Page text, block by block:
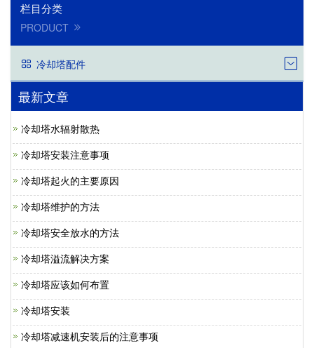
栏目分类
PRODUCT
冷却塔配件
最新文章
冷却塔水辐射散热
冷却塔安装注意事项
冷却塔起火的主要原因
冷却塔维护的方法
冷却塔安全放水的方法
冷却塔溢流解决方案
冷却塔应该如何布置
冷却塔安装
冷却塔减速机安装后的注意事项